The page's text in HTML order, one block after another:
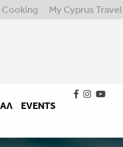
Cooking My Cyprus Travel
EVENTS